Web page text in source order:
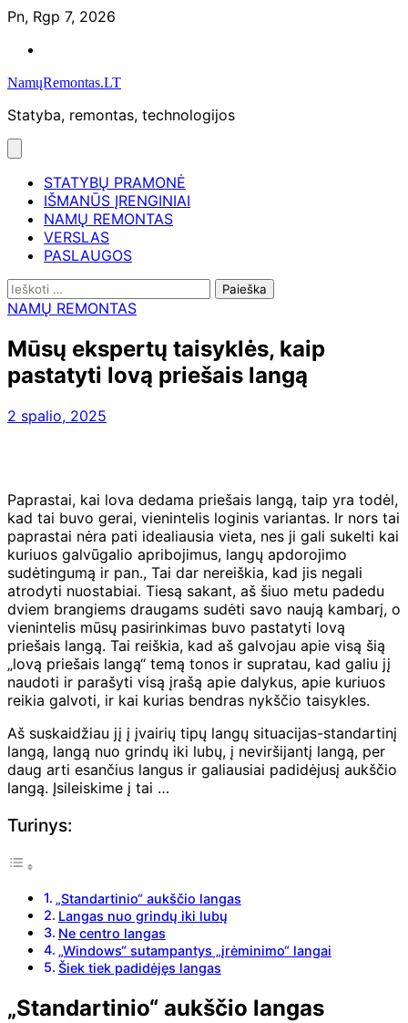
Skip
content
Pn, Rgp 7, 2026
NamųRemontas.LT
Statyba, remontas, technologijos
STATYBŲ PRAMONĖ
IŠMANŪS ĮRENGINIAI
NAMŲ REMONTAS
VERSLAS
PASLAUGOS
Ieškoti:
NAMŲ REMONTAS
Mūsų ekspertų taisyklės, kaip
pastatyti lovą priešais langą
2 spalio, 2025
Paprastai, kai lova dedama priešais langą, taip yra todėl,
kad tai buvo gerai, vienintelis loginis variantas. Ir nors tai
paprastai nėra pati idealiausia vieta, nes ji gali sukelti kai
kuriuos galvūgalio apribojimus, langų apdorojimo
sudėtingumą ir pan., Tai dar nereiškia, kad jis negali
atrodyti nuostabiai. Tiesą sakant, aš šiuo metu padedu
dviem brangiems draugams sudėti savo naują kambarį, o
vienintelis mūsų pasirinkimas buvo pastatyti lovą
priešais langą. Tai reiškia, kad aš galvojau apie visą šią
„lovą priešais langą“ temą tonos ir supratau, kad galiu jį
naudoti ir parašyti visą įrašą apie dalykus, apie kuriuos
reikia galvoti, ir kai kurias bendras nykščio taisykles.
Aš suskaidžiau jį į įvairių tipų langų situacijas-standartinį
langą, langą nuo grindų iki lubų, į neviršijantį langą, per
daug arti esančius langus ir galiausiai padidėjusį aukščio
langą. Įsileiskime į tai …
Turinys:
„Standartinio“ aukščio langas
Langas nuo grindų iki lubų
Ne centro langas
„Windows“ sutampantys „įrėminimo“ langai
Šiek tiek padidėjęs langas
„Standartinio“ aukščio langas